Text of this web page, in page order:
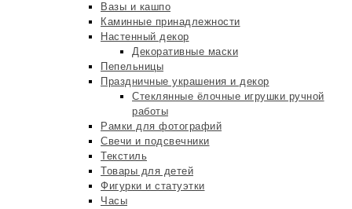
Вазы и кашпо
Каминные принадлежности
Настенный декор
Декоративные маски
Пепельницы
Праздничные украшения и декор
Стеклянные ёлочные игрушки ручной
работы
Рамки для фотографий
Свечи и подсвечники
Текстиль
Товары для детей
Фигурки и статуэтки
Часы